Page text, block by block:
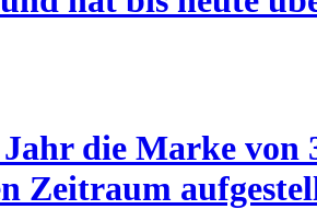
Jahr die Marke
Zeitraum